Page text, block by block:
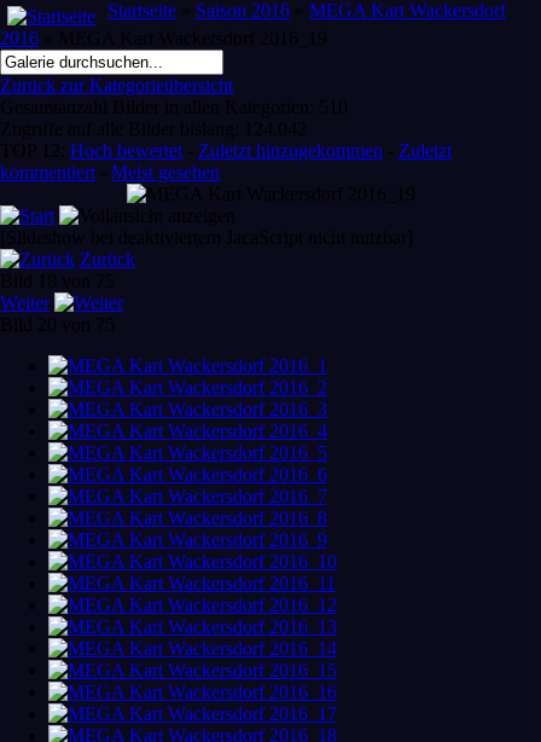
Startseite » Saison 2016 » MEGA Kart Wackersdorf
2016 » MEGA Kart Wackersdorf 2016_19
Zurück zur Kategorieübersicht
Gesamtanzahl Bilder in allen Kategorien: 510
Zugriffe auf alle Bilder bislang: 124.042
TOP 12: Hoch bewertet - Zuletzt hinzugekommen - Zuletzt
kommentiert - Meist gesehen
[Slideshow bei deaktiviertem JacaScript nicht nutzbar]
Zurück
Bild 18 von 75
Weiter
Bild 20 von 75